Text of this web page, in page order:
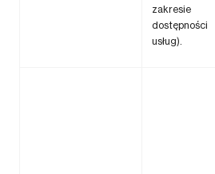
zakresie
dostępności
usług).